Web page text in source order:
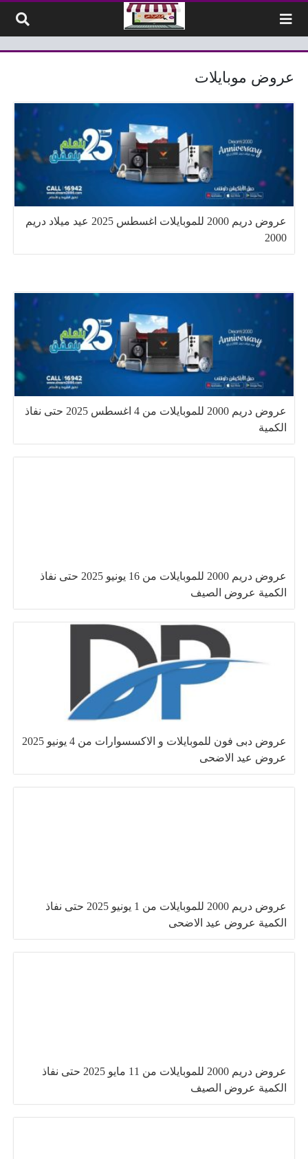
عروض موبايلات
عروض دريم 2000 للموبايلات اغسطس 2025 عيد ميلاد دريم
2000
عروض دريم 2000 للموبايلات من 4 اغسطس 2025 حتى نفاذ
الكمية
عروض دريم 2000 للموبايلات من 16 يونيو 2025 حتى نفاذ
الكمية عروض الصيف
عروض دبى فون للموبايلات و الاكسسوارات من 4 يونيو 2025
عروض عيد الاضحى
عروض دريم 2000 للموبايلات من 1 يونيو 2025 حتى نفاذ
الكمية عروض عيد الاضحى
عروض دريم 2000 للموبايلات من 11 مايو 2025 حتى نفاذ
الكمية عروض الصيف